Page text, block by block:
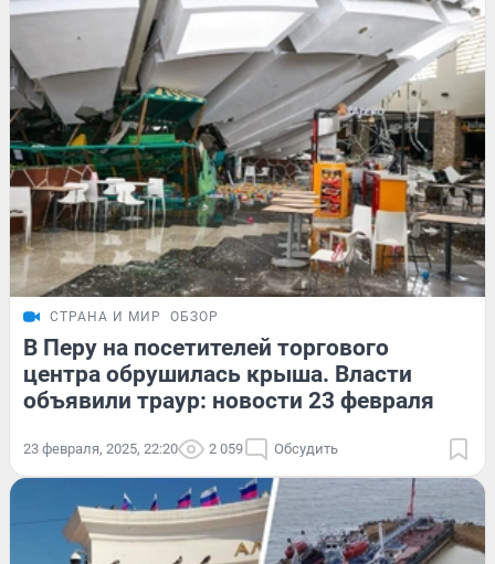
СТРАНА И МИР ОБЗОР
В Перу на посетителей торгового
центра обрушилась крыша. Власти
объявили траур: новости 23 февраля
23 февраля, 2025, 22:20 2 059 Обсудить